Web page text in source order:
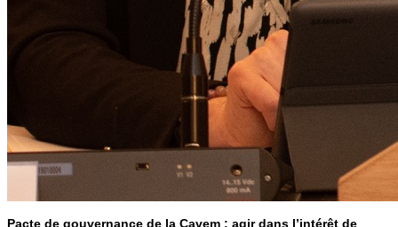
Pacte de gouvernance de la Cavem : agir dans l’intérêt de